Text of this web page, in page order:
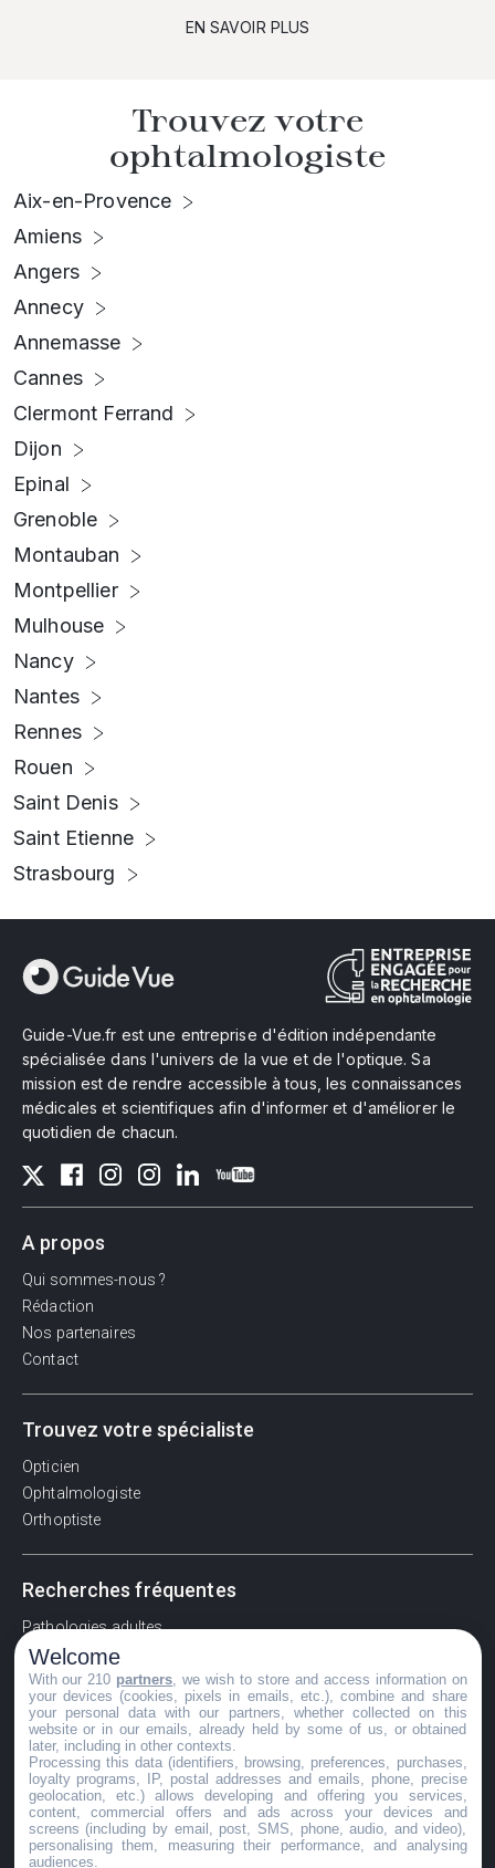
EN SAVOIR PLUS
Trouvez votre
ophtalmologiste
Aix-en-Provence
Amiens
Angers
Annecy
Annemasse
Cannes
Clermont Ferrand
Dijon
Epinal
Grenoble
Montauban
Montpellier
Mulhouse
Nancy
Nantes
Rennes
Rouen
Saint Denis
Saint Etienne
Strasbourg
Guide-Vue.fr est une entreprise d'édition indépendante
spécialisée dans l'univers de la vue et de l'optique. Sa
mission est de rendre accessible à tous, les connaissances
médicales et scientifiques afin d'informer et d'améliorer le
quotidien de chacun.
A propos
Qui sommes-nous ?
Rédaction
Nos partenaires
Contact
Trouvez votre spécialiste
Opticien
Ophtalmologiste
Orthoptiste
Recherches fréquentes
Pathologies adultes
Signes d'une urgence ophtalmologique
La vision
Acuité visuelle
Myosis / mydriase
Œdème oculaire
©GuideVue2024
Welcome
With our 210 partners , we wish to store and access information on
your devices (cookies, pixels in emails, etc.), combine and share
your personal data with our partners, whether collected on this
website or in our emails, already held by some of us, or obtained
later, including in other contexts.
Processing this data (identifiers, browsing, preferences, purchases,
loyalty programs, IP, postal addresses and emails, phone, precise
geolocation, etc.) allows developing and offering you services,
content, commercial offers and ads across your devices and
screens (including by email, post, SMS, phone, audio, and video),
personalising them, measuring their performance, and analysing
audiences.